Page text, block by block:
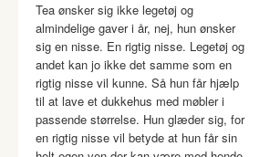
Tea ønsker sig ikke legetøj og
almindelige gaver i år, nej, hun ønsker
sig en nisse. En rigtig nisse. Legetøj og
andet kan jo ikke det samme som en
rigtig nisse vil kunne. Så hun får hjælp
til at lave et dukkehus med møbler i
passende størrelse. Hun glæder sig, for
en rigtig nisse vil betyde at hun får sin